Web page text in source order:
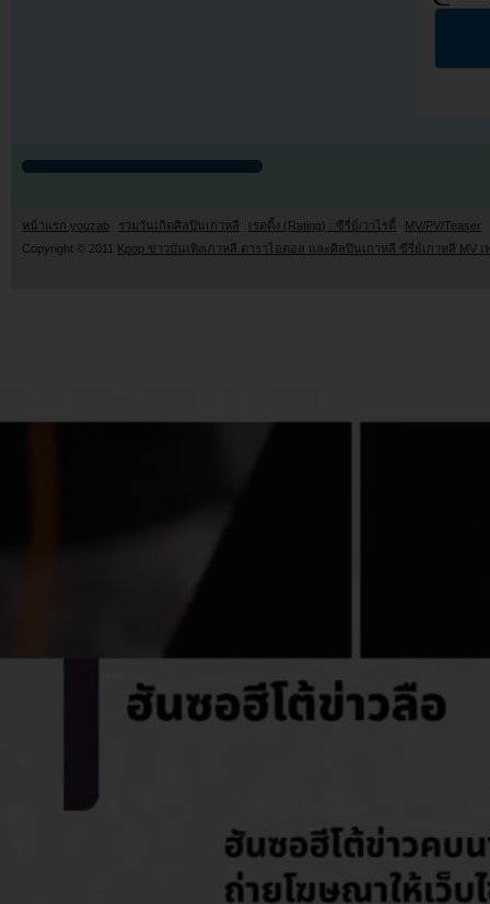
หน้าแรก youzab รวมวันเกิดศิลปินเกาหลี เรตติ้ง (Rating) : ซีรี่ย์/วาไรตี้
MV/PV/Teaser
Copyright © 2011 Kpop ข่าวบันเทิงเกาหลี ดาราไอดอล และศิลปินเกาหลี ซีรี่ย์เกาหลี MV